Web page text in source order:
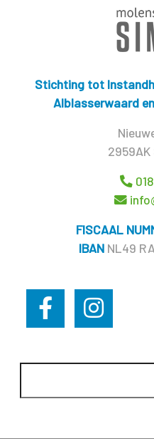
Stichting tot
Alblasserwaard
FISCAAL
IBAN NL49